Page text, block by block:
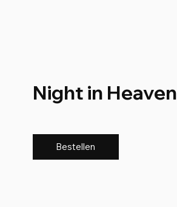
Night in Heaven
Bestellen